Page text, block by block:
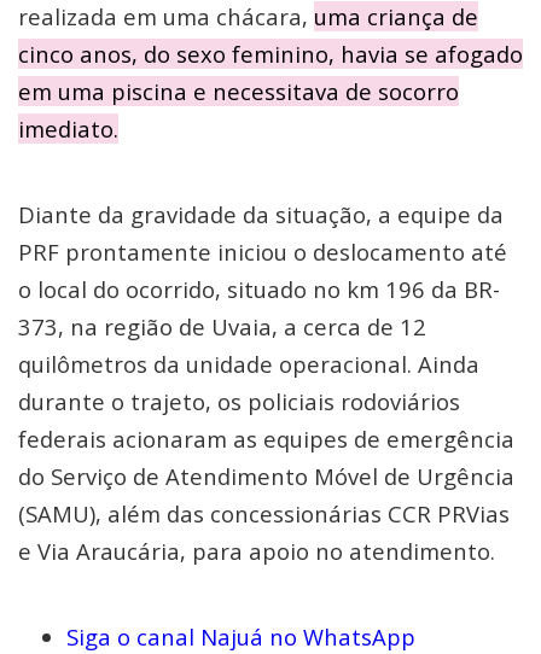
realizada em uma chácara, uma criança de
cinco anos, do sexo feminino, havia se afogado
em uma piscina e necessitava de socorro
imediato.
Diante da gravidade da situação, a equipe da
PRF prontamente iniciou o deslocamento até
o local do ocorrido, situado no km 196 da BR-
373, na região de Uvaia, a cerca de 12
quilômetros da unidade operacional. Ainda
durante o trajeto, os policiais rodoviários
federais acionaram as equipes de emergência
do Serviço de Atendimento Móvel de Urgência
(SAMU), além das concessionárias CCR PRVias
e Via Araucária, para apoio no atendimento.
Siga o canal Najuá no WhatsApp